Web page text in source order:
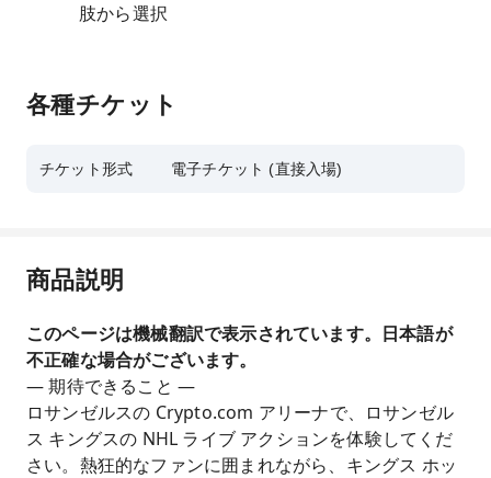
肢から選択
各種チケット
チケット形式 電子チケット (直接入場)
商品説明
このページは機械翻訳で表示されています。日本語が
不正確な場合がございます。
— 期待できること —
ロサンゼルスの Crypto.com アリーナで、ロサンゼル
ス キングスの NHL ライブ アクションを体験してくだ
さい。熱狂的なファンに囲まれながら、キングス ホッ